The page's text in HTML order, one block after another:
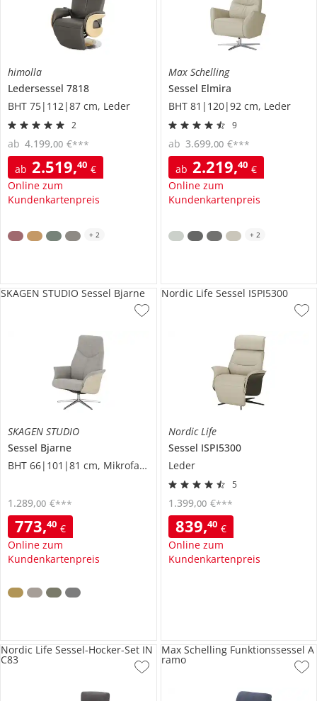
himolla
Ledersessel 7818
BHT 75|112|87 cm, Leder
2
ab 2.519,40 €
Online zum
Kundenkartenpreis
ab 4.199,00 €***
+ 2
Max Schelling
Sessel Elmira
BHT 81|120|92 cm, Leder
9
ab 2.219,40 €
Online zum
Kundenkartenpreis
ab 3.699,00 €***
+ 2
SKAGEN STUDIO
Sessel Bjarne
BHT 66|101|81 cm, Mikrofaser
773,40 €
Online zum
Kundenkartenpreis
1.289,00 €***
SKAGEN STUDIO Sessel Bjarne
Nordic Life
Sessel ISPI5300
Leder
5
839,40 €
Online zum
Kundenkartenpreis
1.399,00 €***
Nordic Life Sessel ISPI5300
Nordic Life Sessel-Hocker-Set IN
C83
Max Schelling Funktionssessel A
ramo